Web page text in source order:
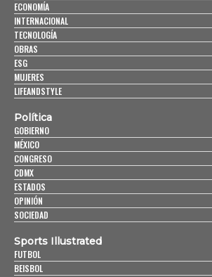
ECONOMÍA
INTERNACIONAL
TECNOLOGÍA
OBRAS
ESG
MUJERES
LIFEANDSTYLE
Política
GOBIERNO
MÉXICO
CONGRESO
CDMX
ESTADOS
OPINIÓN
SOCIEDAD
Sports Illustrated
FUTBOL
BEISBOL